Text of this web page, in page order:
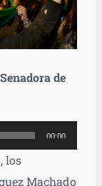
de
00:00
los
Machado